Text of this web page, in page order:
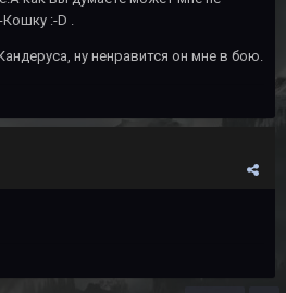
:-D .
ну ненравится он мне в бою.